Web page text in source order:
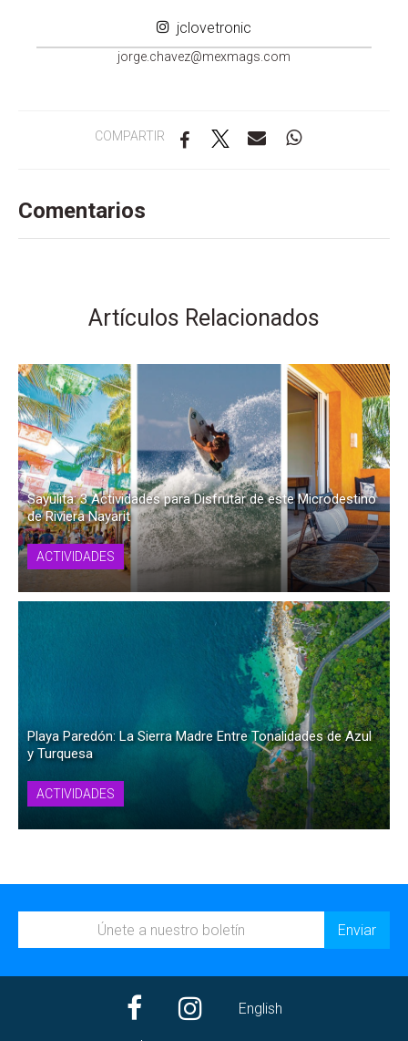
jclovetronic
moc.s
gamxe
m@zev
ahc.e
groj
COMPARTIR
Comentarios
Artículos Relacionados
Sayulita: 3 Actividades para Disfrutar de este Microdestino
de Riviera Nayarit
ACTIVIDADES
Playa Paredón: La Sierra Madre Entre Tonalidades de Azul
y Turquesa
ACTIVIDADES
English